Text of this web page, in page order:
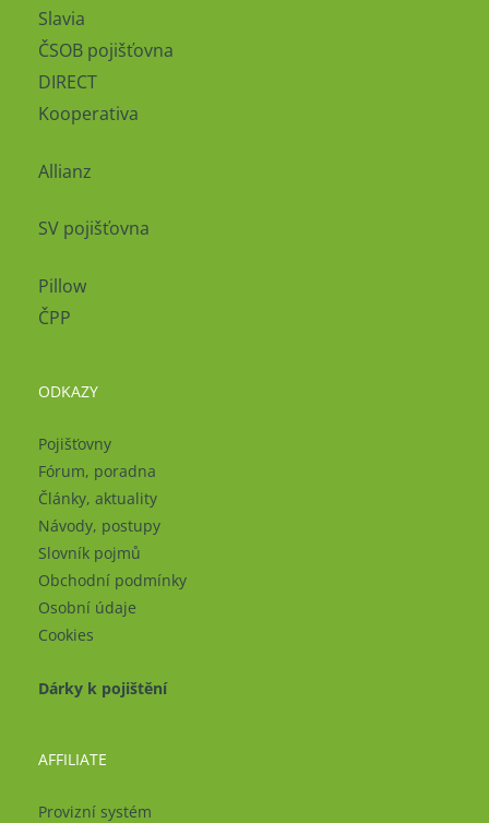
Slavia
ČSOB pojišťovna
DIRECT
Kooperativa
Allianz
SV pojišťovna
Pillow
ČPP
ODKAZY
Pojišťovny
Fórum, poradna
Články, aktuality
Návody, postupy
Slovník pojmů
Obchodní podmínky
Osobní údaje
Cookies
Dárky k pojištění
AFFILIATE
Provizní systém